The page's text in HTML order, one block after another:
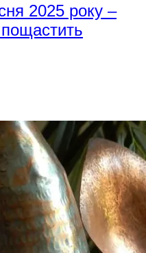
2025 року –